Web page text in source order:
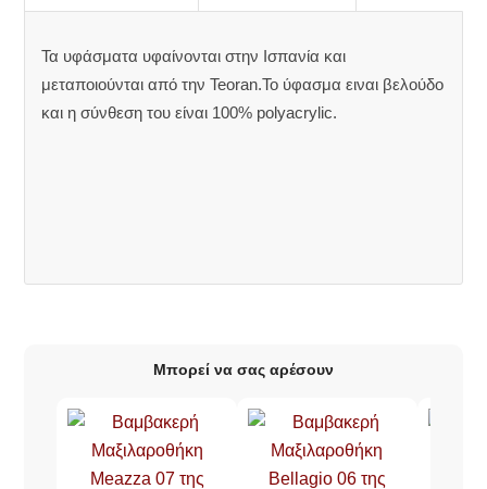
Τα υφάσματα υφαίνονται στην Ισπανία και
μεταποιούνται από την Teoran.Το ύφασμα ειναι βελούδο
και η σύνθεση του είναι 100% polyacrylic.
Μπορεί να σας αρέσουν